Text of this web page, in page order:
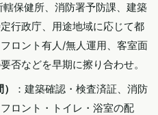
轄保健所、消防署予防課、建築
行政庁、用途地域に応じて都
ロント有人/無人運用、客室面
否などを早期に擦り合わせ。
：建築確認・検査済証、消防
ロント・トイレ・浴室の配